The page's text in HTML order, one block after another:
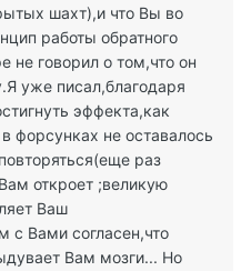
шахт),и что Вы во
работы обратного
не говорил о том,что он
уже писал,благодаря
эффекта,как
форсунках не оставалось
раз
откроет ;великую
Ваш
с Вами согласен,что
Вам мозги... Но